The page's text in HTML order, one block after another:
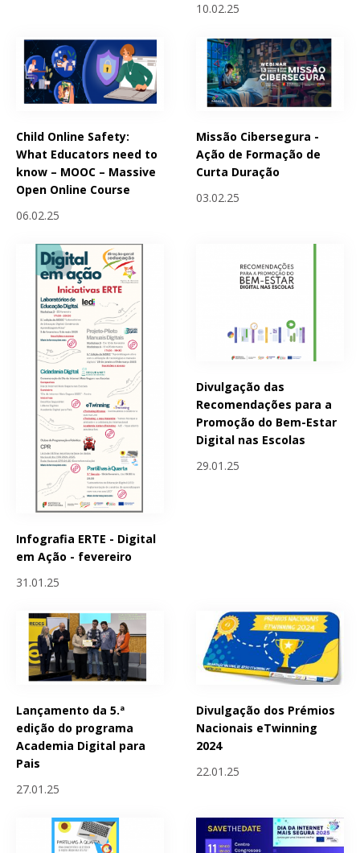
10.02.25
Child Online Safety:
What Educators need to
know – MOOC – Massive
Open Online Course
06.02.25
Missão Cibersegura -
Ação de Formação de
Curta Duração
03.02.25
Infografia ERTE - Digital
em Ação - fevereiro
31.01.25
Divulgação das
Recomendações para a
Promoção do Bem-Estar
Digital nas Escolas
29.01.25
Lançamento da 5.ª
edição do programa
Academia Digital para
Pais
27.01.25
Divulgação dos Prémios
Nacionais eTwinning
2024
22.01.25